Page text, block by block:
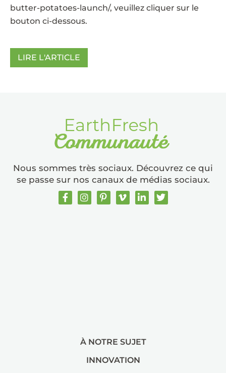
butter-potatoes-launch/, veuillez cliquer sur le
bouton ci-dessous.
LIRE L'ARTICLE
À NOTRE SUJET
INNOVATION
Nous sommes très sociaux. Découvrez ce qui
se passe sur nos canaux de médias sociaux.